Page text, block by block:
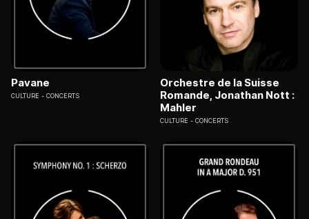
Pavane
CULTURE CONCERTS
Orchestre de la Suisse
Romande, Jonathan Nott :
Mahler
CULTURE CONCERTS